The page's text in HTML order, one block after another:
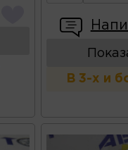
В 3-х и